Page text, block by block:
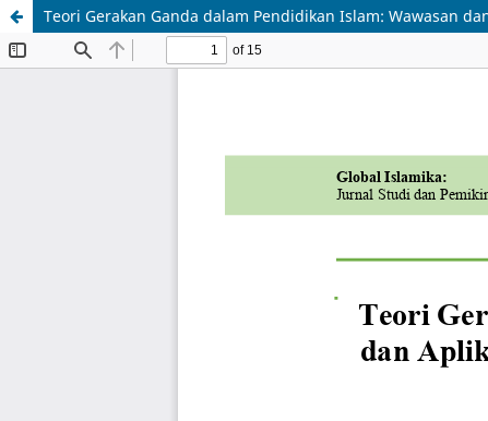
Teori Gerakan Ganda dalam Pendidikan Islam: Wawasan